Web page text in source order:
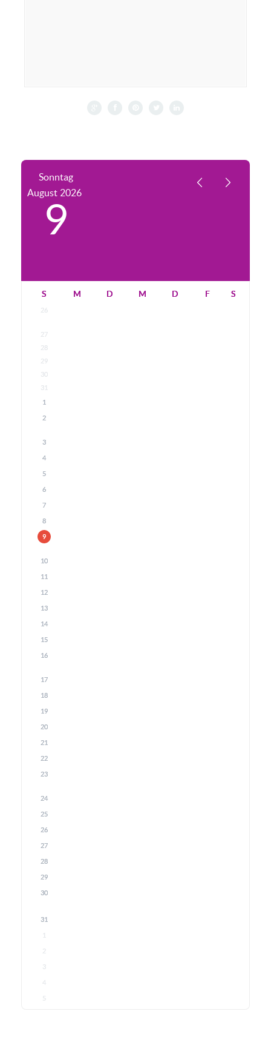
Sonntag
August 2026
9
S M D M D F S
26
27
28
29
30
31
1
2
3
4
5
6
7
8
9
10
11
12
13
14
15
16
17
18
19
20
21
22
23
24
25
26
27
28
29
30
31
1
2
3
4
5